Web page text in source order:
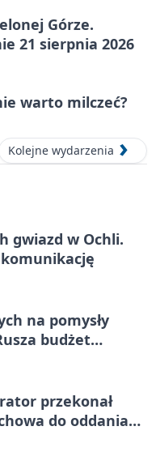
Górze.
21 sierpnia 2026
warto milczeć?
Kolejne wydarzenia
gwiazd w Ochli.
na pomysły
budżet
przekonał
do oddania